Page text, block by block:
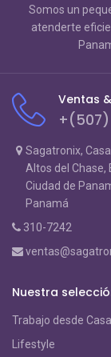
Somos un
atenderte
Ventas
+(507)
Sagatronix,
Altos del Chase,
Ciudad de
Panamá
310-7242
Nuestra
Trabajo desde Casa
Lifestyle